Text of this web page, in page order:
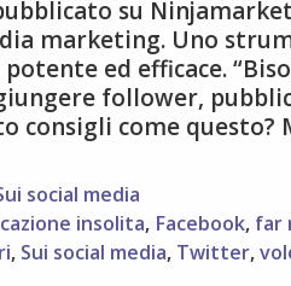
su
marketing. Uno
ed efficace.
follower,
consigli come questo?
social media
insolita, Facebook, far
, Sui social media, Twitter,